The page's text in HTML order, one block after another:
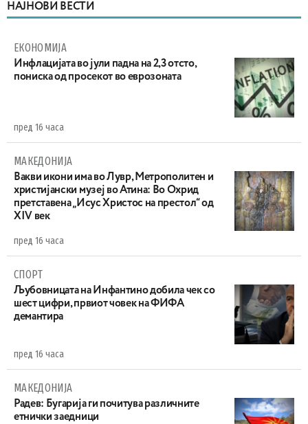
НАЈНОВИ ВЕСТИ
ЕКОНОМИЈА
Инфлацијата во јули падна на 2,3 отсто,
пониска од просекот во еврозоната
пред 16 часа
МАКЕДОНИЈА
Вакви икони има во Лувр, Метрополитен и
христијански музеј во Атина: Во Охрид
претставена „Исус Христос на престол“ од
XIV век
пред 16 часа
СПОРТ
Љубовницата на Инфантино добила чек со
шест цифри, првиот човек на ФИФА
демантира
пред 16 часа
МАКЕДОНИЈА
Радев: Бугарија ги почитува различните
етнички заедници